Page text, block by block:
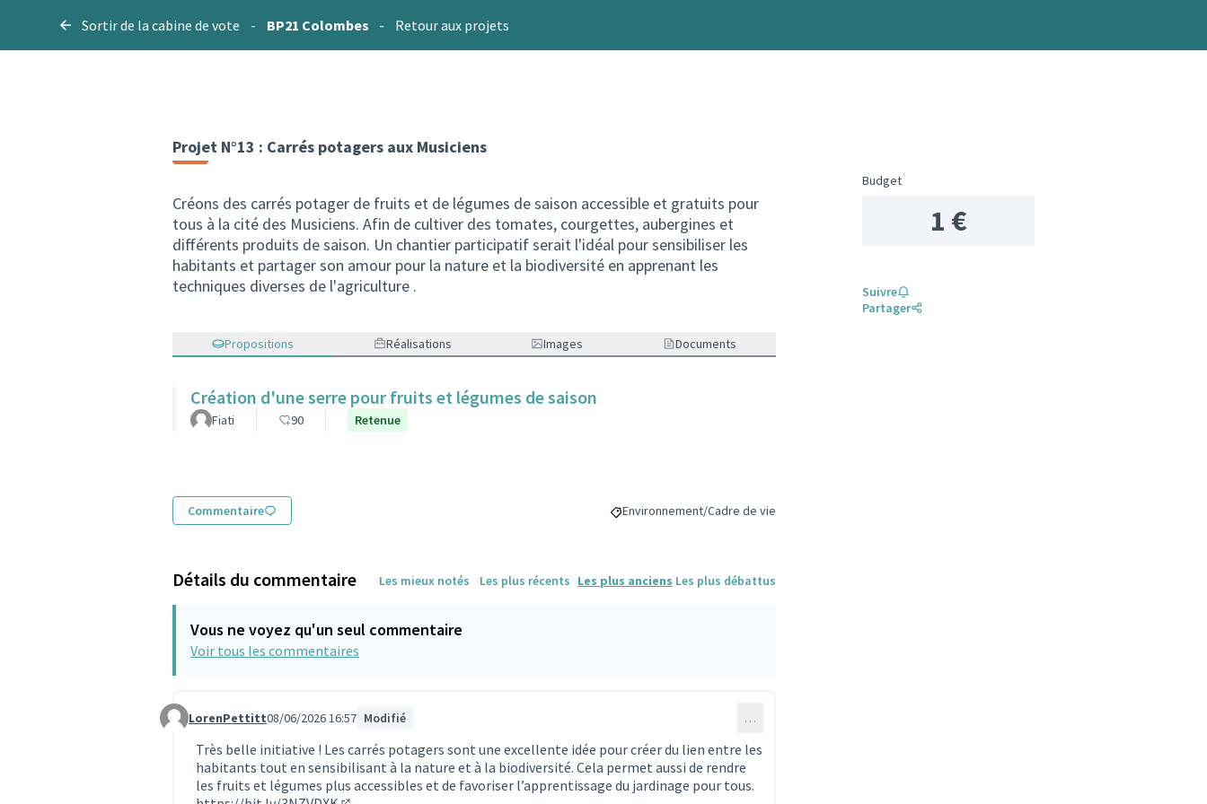
Sortir de la cabine de vote - BP21 Colombes - Retour aux projets
Projet N°13 : Carrés potagers aux Musiciens
Créons des carrés potager de fruits et de légumes de saison accessible et gratuits pour
tous à la cité des Musiciens. Afin de cultiver des tomates, courgettes, aubergines et
différents produits de saison. Un chantier participatif serait l'idéal pour sensibiliser les
habitants et partager son amour pour la nature et la biodiversité en apprenant les
techniques diverses de l'agriculture .
Propositions Réalisations Images Documents
Création d'une serre pour fruits et légumes de saison
Fiati 90 Retenue
Commentaire Filtrer les résultats de la catégorie : Environnement/Cadre de vie
Environnement/Cadre de vie
Budget
1 €
Suivre
Partager
Détails du commentaire Les mieux notés Les plus récents Les plus anciens Les plus débattus
Vous ne voyez qu'un seul commentaire
Voir tous les commentaires
Commentaire 2380
LorenPettitt08/06/2026 16:57 Modifié …
Très belle initiative ! Les carrés potagers sont une excellente idée pour créer du lien entre les
habitants tout en sensibilisant à la nature et à la biodiversité. Cela permet aussi de rendre
les fruits et légumes plus accessibles et de favoriser l’apprentissage du jardinage pour tous.